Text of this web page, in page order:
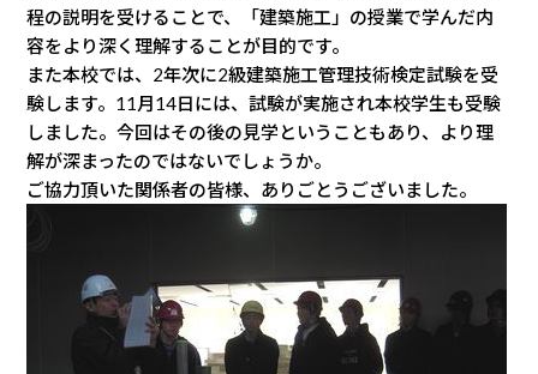
程の説明を受けることで、「建築施工」の授業で学んだ内
容をより深く理解することが目的です。
また本校では、2年次に2級建築施工管理技術検定試験を受
験します。11月14日には、試験が実施され本校学生も受験
しました。今回はその後の見学ということもあり、より理
解が深まったのではないでしょうか。
ご協力頂いた関係者の皆様、ありごとうございました。